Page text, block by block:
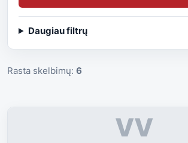
Daugiau filtrų
Rasta skelbimų: 6
VV